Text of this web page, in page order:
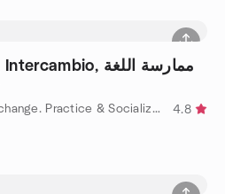
Language Exchange, Intercambio, ممارسة اللغة
by Languages & Culture Exchange. Practice & Socialize/ Intercam
4.8